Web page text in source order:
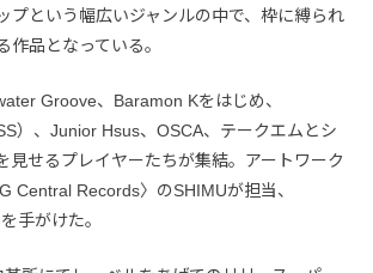
プという幅広いジャンルの中で、枠に縛られ
作品となっている。
Groove、Baramon Kをはじめ、
）、Junior Hsus、OSCA、テークエムとシ
見せるプレイヤーたちが集結。アートワーク
Central Records〉のSHIMUが担当、
手がけた。